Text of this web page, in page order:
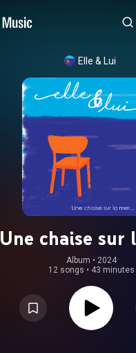
Elle & Lui
Une chaise sur
Album • 2024
12 songs • 43 minutes